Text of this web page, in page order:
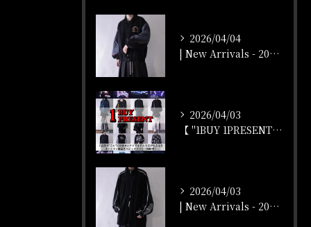
2026/04/04
| New Arrivals - 2026/4/4 |
2026/04/03
【 "1BUY 1PRESENT" オンラインストア開催‼️...
2026/04/03
| New Arrivals - 2026/4/3 |